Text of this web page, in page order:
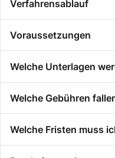
Verfahrensablauf
Voraussetzungen
Welche Unterlagen
Welche Gebühren
Welche Fristen muss